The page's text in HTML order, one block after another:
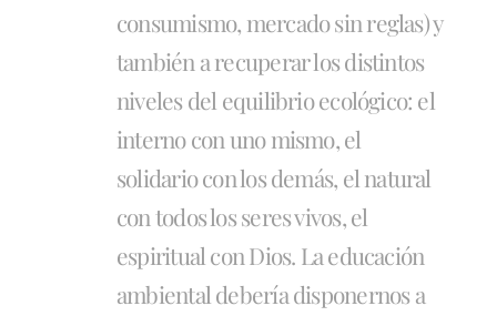
consumismo, mercado sin reglas) y
también a recuperar los distintos
niveles del equilibrio ecológico: el
interno con uno mismo, el
solidario con los demás, el natural
con todos los seres vivos, el
espiritual con Dios. La educación
ambiental debería disponernos a